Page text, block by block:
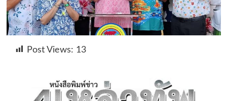
Post Views: 13